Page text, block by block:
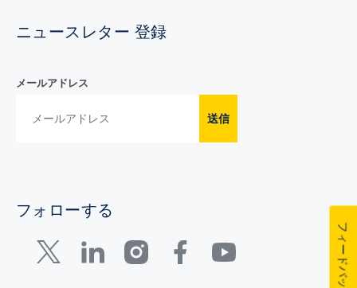
ニュースレター 登録
メールアドレス
送信
フォローする
フィードバック